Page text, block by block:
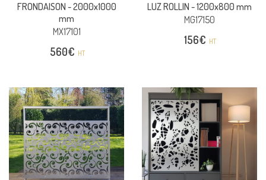
FRONDAISON -2000x1000
mm
MX17101
560€ HT
LUZ ROLLIN -1200x800 mm
MG17150
156€ HT